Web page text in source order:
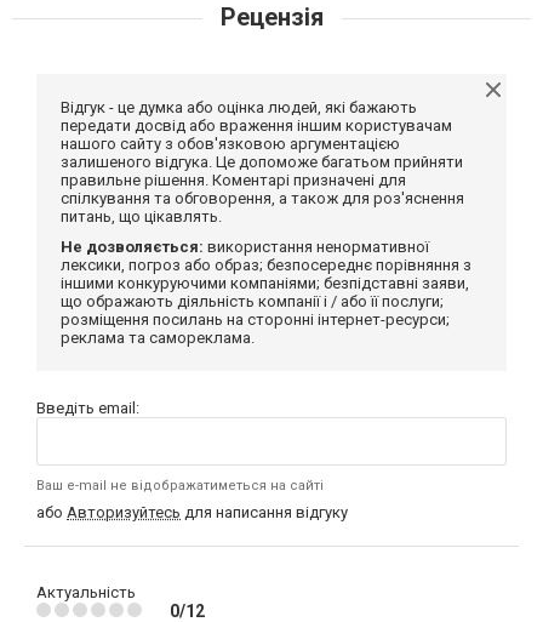
Рецензія
Відгук - це думка або оцінка людей, які бажають
передати досвід або враження іншим користувачам
нашого сайту з обов'язковою аргументацією
залишеного відгука. Це допоможе багатьом прийняти
правильне рішення. Коментарі призначені для
спілкування та обговорення, а також для роз'яснення
питань, що цікавлять.
Не дозволяється: використання ненормативної
лексики, погроз або образ; безпосереднє порівняння з
іншими конкуруючими компаніями; безпідставні заяви,
що ображають діяльність компанії і / або її послуги;
розміщення посилань на сторонні інтернет-ресурси;
реклама та самореклама.
Введіть email:
Ваш e-mail не відображатиметься на сайті
або Авторизуйтесь для написання відгуку
Актуальність
0/12